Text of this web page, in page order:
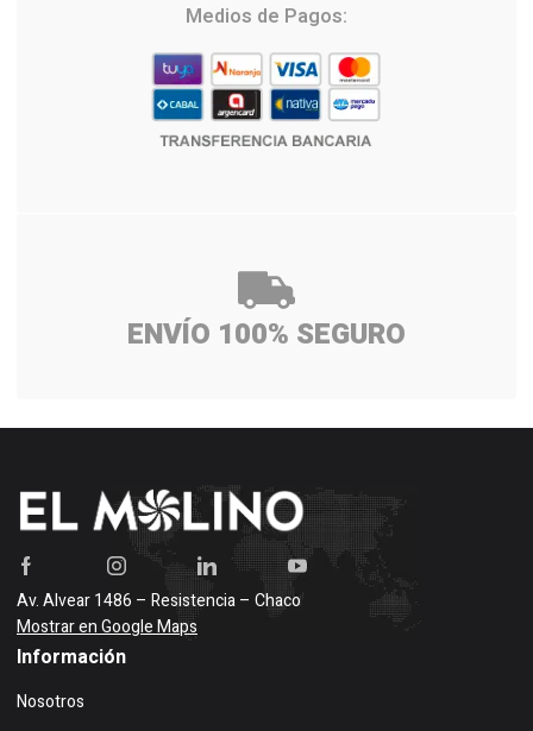
Medios de Pagos:
ENVÍO 100% SEGURO
Av. Alvear 1486 – Resistencia – Chaco
Mostrar en Google Maps
Información
Nosotros